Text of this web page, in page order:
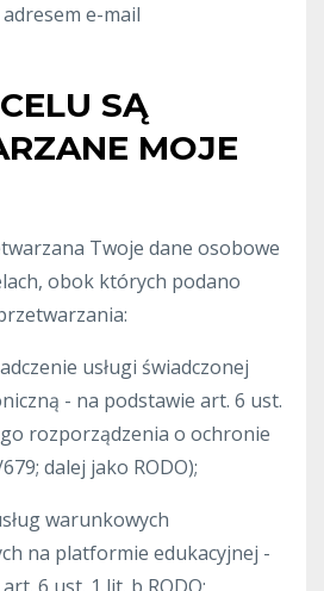
e-mail
SĄ
MOJE
Twoje dane osobowe
obok których podano
usługi świadczonej
- na podstawie art. 6 ust.
rozporządzenia o ochronie
dalej jako RODO);
warunkowych
na platformie edukacyjnej -